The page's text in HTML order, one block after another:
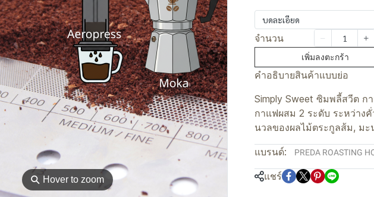
⚲ Hover to zoom
บดละเอียด
จำนวน
เพิ่มลงตะกร้า
คำอธิบายสินค้าแบบย่อ
Simply Sweet ซิมพลี้สวีต ก
กาแฟผสม 2 ระดับ ระหว่าง
นวลของผลไม้ตระกูลส้ม, ม
แบรนด์: PREDA ROASTING
แชร์